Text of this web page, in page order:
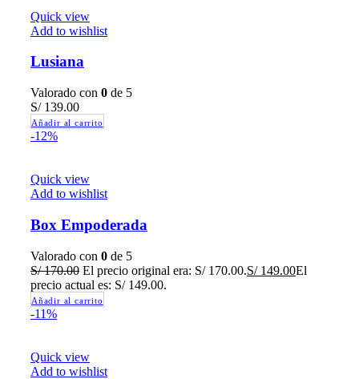
Quick view
Add to wishlist
Lusiana
Valorado con 0 de 5
S/139.00
Añadir al carrito
-12%
Quick view
Add to wishlist
Box Empoderada
Valorado con 0 de 5
S/170.00 El precio original era: S/ 170.00.S/149.00El
precio actual es: S/ 149.00.
Añadir al carrito
-11%
Quick view
Add to wishlist